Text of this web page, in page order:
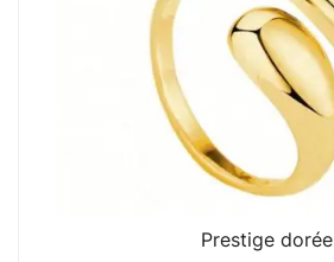
Prestige dorée